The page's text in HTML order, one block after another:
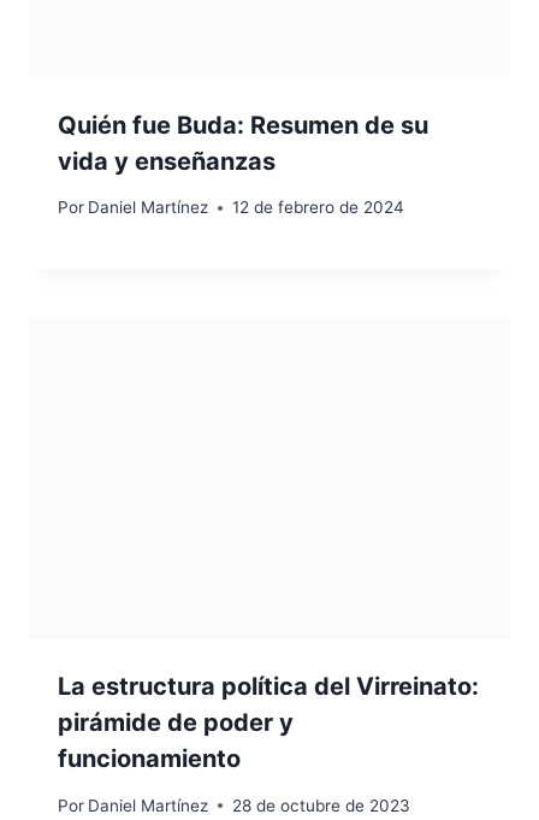
Quién fue Buda: Resumen de su
vida y enseñanzas
Por Daniel Martínez 12 de febrero de 2024
La estructura política del Virreinato:
pirámide de poder y
funcionamiento
Por Daniel Martínez 28 de octubre de 2023